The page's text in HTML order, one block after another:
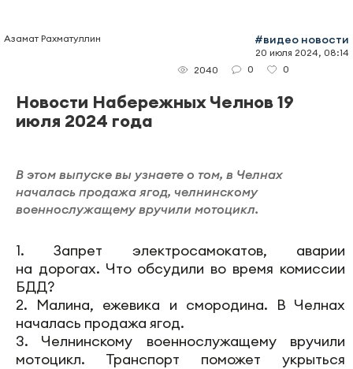
Азамат Рахматуллин #видео новости
20 июля 2024, 08:14
2040
0 0
Новости Набережных Челнов 19
июля 2024 года
В этом выпуске вы узнаете о том, в Челнах
началась продажа ягод, челнинскому
военнослужащему вручили мотоцикл.
1. Запрет электросамокатов, аварии
на дорогах. Что обсудили во время комиссии
БДД?
2. Малина, ежевика и смородина. В Челнах
началась продажа ягод.
3. Челнинскому военнослужащему вручили
мотоцикл. Транспорт поможет укрыться